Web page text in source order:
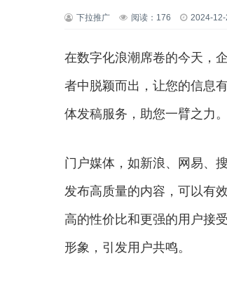
下拉推广 阅读：176 2024-
在数字化浪潮席卷的今天，
者中脱颖而出，让您的信息
体发稿服务，助您一臂之力。
门户媒体，如新浪、网易、
发布高质量的内容，可以有
高的性价比和更强的用户接
形象，引发用户共鸣。